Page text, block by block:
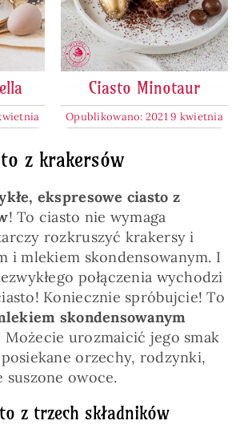
Ciasto Minotaur
Opublikowano: 2021 9 kwietnia
z krakersów
ekspresowe ciasto z
! To ciasto nie wymaga
rozkruszyć krakersy i
i mlekiem skondensowanym. I
połączenia wychodzi
Koniecznie spróbujcie! To
skondensowanym
urozmaicić jego smak
orzechy, rodzynki,
owoce.
z trzech składników